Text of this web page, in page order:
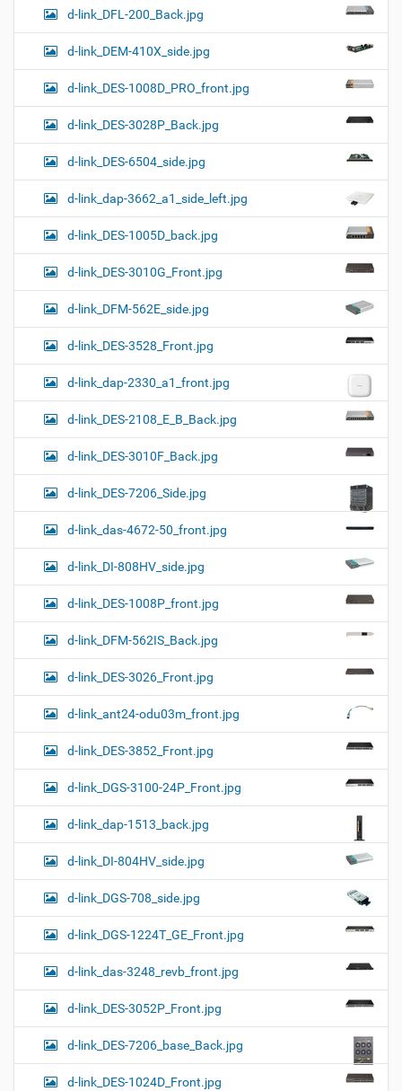
d-link_DFL-200_Back.jpg
d-link_DEM-410X_side.jpg
d-link_DES-1008D_PRO_front.jpg
d-link_DES-3028P_Back.jpg
d-link_DES-6504_side.jpg
d-link_dap-3662_a1_side_left.jpg
d-link_DES-1005D_back.jpg
d-link_DES-3010G_Front.jpg
d-link_DFM-562E_side.jpg
d-link_DES-3528_Front.jpg
d-link_dap-2330_a1_front.jpg
d-link_DES-2108_E_B_Back.jpg
d-link_DES-3010F_Back.jpg
d-link_DES-7206_Side.jpg
d-link_das-4672-50_front.jpg
d-link_DI-808HV_side.jpg
d-link_DES-1008P_front.jpg
d-link_DFM-562IS_Back.jpg
d-link_DES-3026_Front.jpg
d-link_ant24-odu03m_front.jpg
d-link_DES-3852_Front.jpg
d-link_DGS-3100-24P_Front.jpg
d-link_dap-1513_back.jpg
d-link_DI-804HV_side.jpg
d-link_DGS-708_side.jpg
d-link_DGS-1224T_GE_Front.jpg
d-link_das-3248_revb_front.jpg
d-link_DES-3052P_Front.jpg
d-link_DES-7206_base_Back.jpg
d-link_DES-1024D_Front.jpg